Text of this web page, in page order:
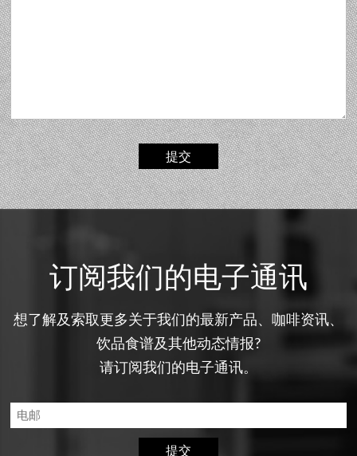
提交
订阅我们的电子通讯
想了解及索取更多关于我们的最新产品、咖啡资讯、
饮品食谱及其他动态情报?
请订阅我们的电子通讯。
提交